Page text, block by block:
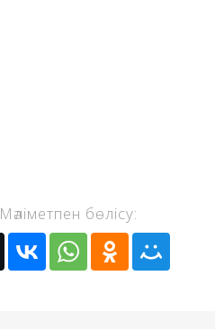
Мәліметпен бөлісу: